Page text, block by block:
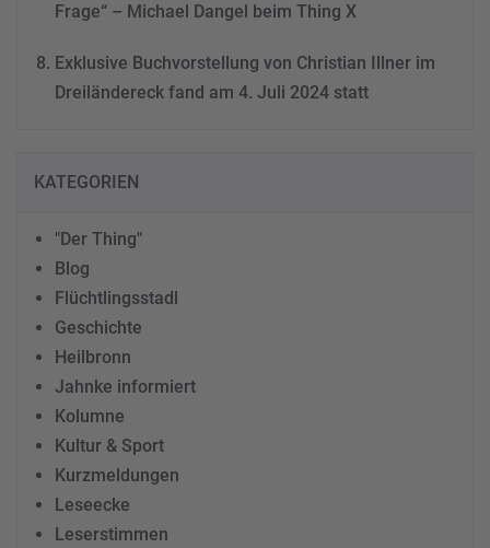
Frage“ – Michael Dangel beim Thing X
Exklusive Buchvorstellung von Christian Illner im
Dreiländereck fand am 4. Juli 2024 statt
KATEGORIEN
"Der Thing"
Blog
Flüchtlingsstadl
Geschichte
Heilbronn
Jahnke informiert
Kolumne
Kultur & Sport
Kurzmeldungen
Leseecke
Leserstimmen